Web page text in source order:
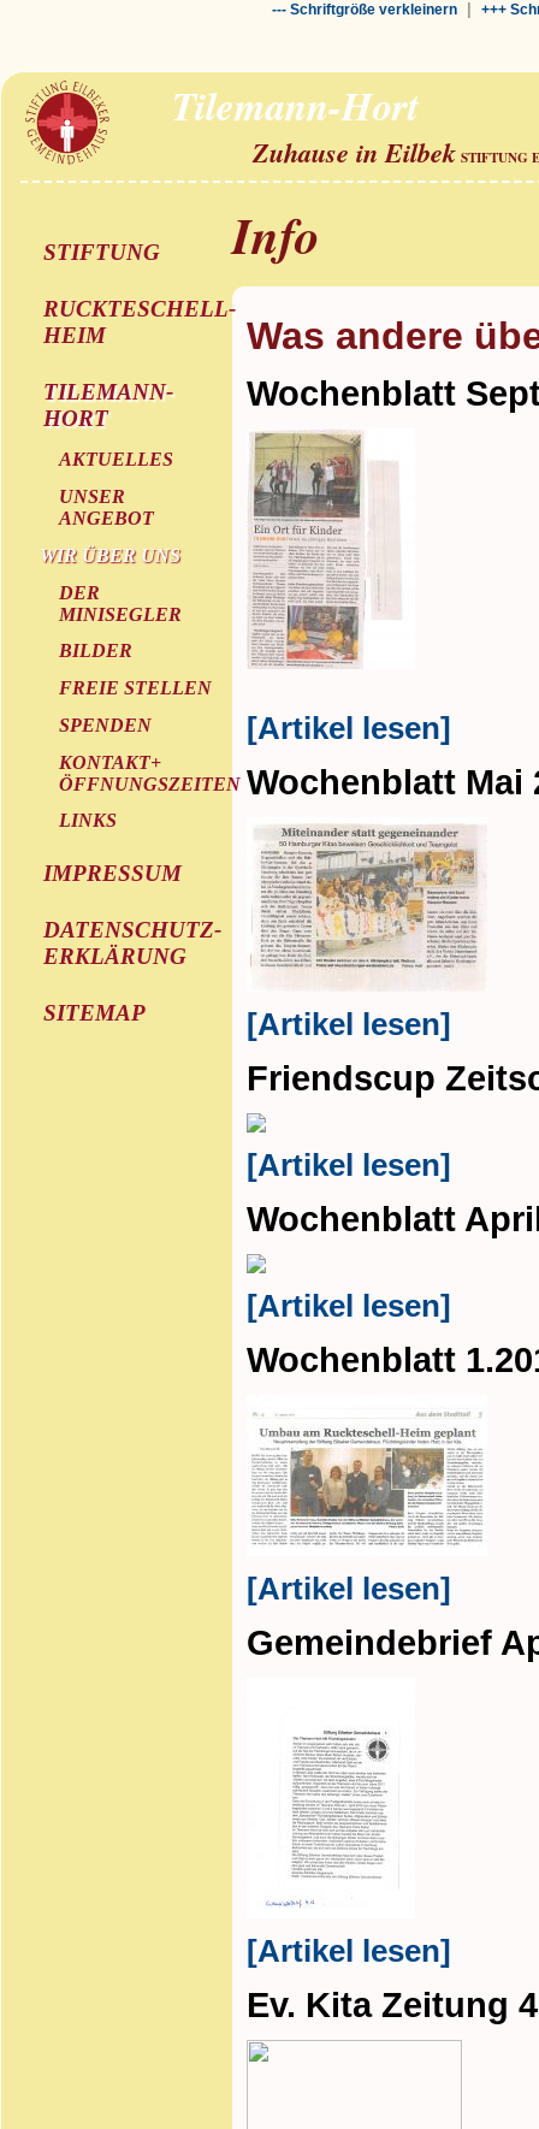
--- Schriftgröße verkleinern| +++
Tilemann-Hort
Zuhause in Eilbek STIFTUNG
STIFTUNG
RUCKTESCHELL-
HEIM
TILEMANN-
HORT
AKTUELLES
UNSER
ANGEBOT
WIR ÜBER UNS
DER
MINISEGLER
BILDER
FREIE STELLEN
SPENDEN
KONTAKT+
ÖFFNUNGSZEITEN
LINKS
IMPRESSUM
DATENSCHUTZ-
ERKLÄRUNG
SITEMAP
Info
Was andere
Wochenblatt
[Artikel lesen]
Wochenblatt Mai
[Artikel lesen]
Friendscup
[Artikel lesen]
Wochenblatt
[Artikel lesen]
Wochenblatt
[Artikel lesen]
Gemeindebrief
[Artikel lesen]
Ev. Kita Zeitung